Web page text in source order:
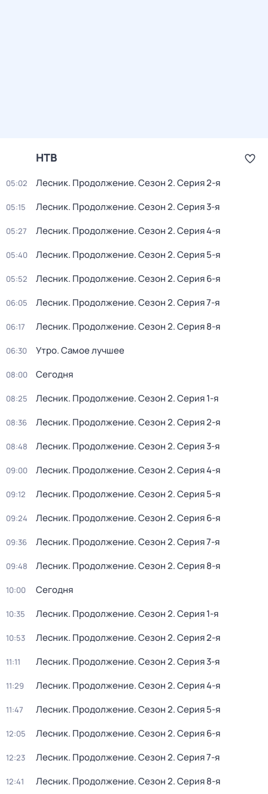
НТВ
05:02 Лесник. Продолжение. Сезон 2. Серия 2-я
05:15 Лесник. Продолжение. Сезон 2. Серия 3-я
05:27 Лесник. Продолжение. Сезон 2. Серия 4-я
05:40 Лесник. Продолжение. Сезон 2. Серия 5-я
05:52 Лесник. Продолжение. Сезон 2. Серия 6-я
06:05 Лесник. Продолжение. Сезон 2. Серия 7-я
06:17 Лесник. Продолжение. Сезон 2. Серия 8-я
06:30 Утро. Самое лучшее
08:00 Сегодня
08:25 Лесник. Продолжение. Сезон 2. Серия 1-я
08:36 Лесник. Продолжение. Сезон 2. Серия 2-я
08:48 Лесник. Продолжение. Сезон 2. Серия 3-я
09:00 Лесник. Продолжение. Сезон 2. Серия 4-я
09:12 Лесник. Продолжение. Сезон 2. Серия 5-я
09:24 Лесник. Продолжение. Сезон 2. Серия 6-я
09:36 Лесник. Продолжение. Сезон 2. Серия 7-я
09:48 Лесник. Продолжение. Сезон 2. Серия 8-я
10:00 Сегодня
10:35 Лесник. Продолжение. Сезон 2. Серия 1-я
10:53 Лесник. Продолжение. Сезон 2. Серия 2-я
11:11 Лесник. Продолжение. Сезон 2. Серия 3-я
11:29 Лесник. Продолжение. Сезон 2. Серия 4-я
11:47 Лесник. Продолжение. Сезон 2. Серия 5-я
12:05 Лесник. Продолжение. Сезон 2. Серия 6-я
12:23 Лесник. Продолжение. Сезон 2. Серия 7-я
12:41 Лесник. Продолжение. Сезон 2. Серия 8-я